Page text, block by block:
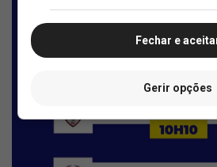
Fechar e
Gerir opções